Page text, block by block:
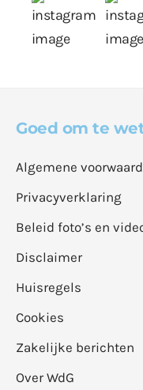
Goed om te
Algemene
Privacyverklaring
Beleid foto’s en
Disclaimer
Huisregels
Cookies
Zakelijke berichten
Over WdG